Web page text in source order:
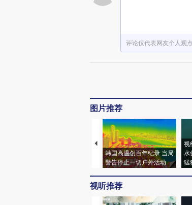
评论仅代表网友个人观
图片推荐
韩国高温创百年纪录 当局
警告停止一切户外活动
视
水
猛
视听推荐